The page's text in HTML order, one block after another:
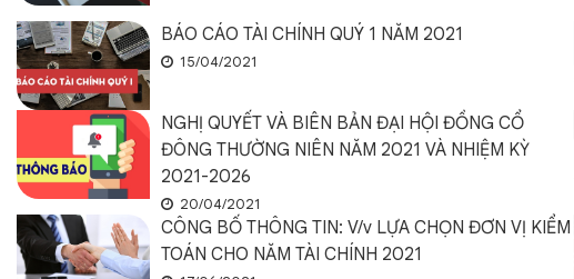
BÁO CÁO TÀI CHÍNH QUÝ 1 NĂM 2021
15/04/2021
NGHỊ QUYẾT VÀ BIÊN BẢN ĐẠI HỘI ĐỒNG CỔ
ĐÔNG THƯỜNG NIÊN NĂM 2021 VÀ NHIỆM KỲ
2021-2026
20/04/2021
CÔNG BỐ THÔNG TIN: V/v LỰA CHỌN ĐƠN VỊ KIỂM
TOÁN CHO NĂM TÀI CHÍNH 2021